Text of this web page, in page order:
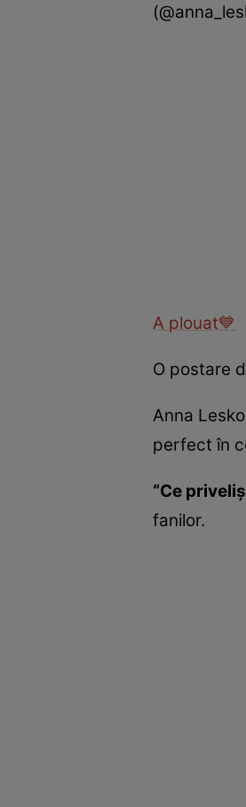
A plouat💙
O postare
Anna
perfect în
“Ce
fanilor.